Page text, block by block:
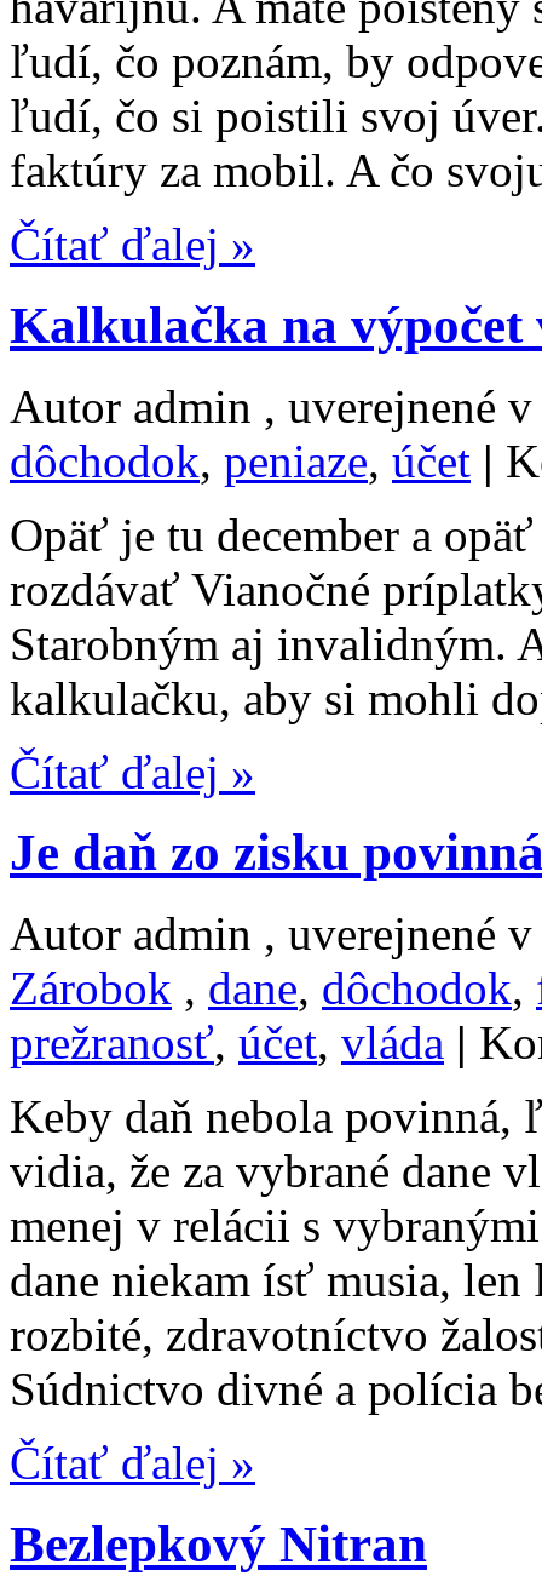
ľudí, čo poznám, by
ľudí, čo si poistili svoj
faktúry za mobil. A čo
Čítať ďalej »
Kalkulačka na výpočet
Autor admin , uverejnené
dôchodok, peniaze, účet |
Opäť je tu december a
rozdávať Vianočné
Starobným aj invalidným.
kalkulačku, aby si mohli
Čítať ďalej »
Je daň zo zisku
Autor admin , uverejnené
Zárobok , dane, dôchodok,
prežranosť, účet, vláda |
Keby daň nebola
vidia, že za vybrané dane
menej v relácii s
dane niekam ísť musia,
rozbité, zdravotníctvo
Súdnictvo divné a polícia
Čítať ďalej »
Bezlepkový Nitran